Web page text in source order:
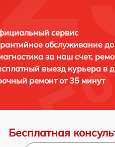
сервис
обслуживание
за наш счет,
выезд курьера в
ремонтот 35 минут
Бесплатная